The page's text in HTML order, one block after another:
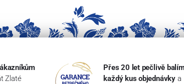
Zlaté
Přes 20 let pečlivě
každý kus objednávky a